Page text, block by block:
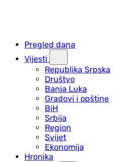
Pregled dana
Vijesti
Republika Srpska
Društvo
Banja Luka
Gradovi i opštine
BiH
Srbija
Region
Svijet
Ekonomija
Hronika